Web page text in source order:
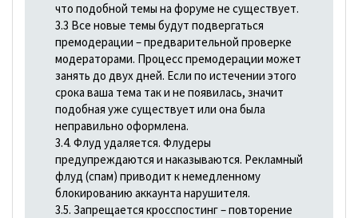
что подобной темы на форуме не существует.
3.3 Все новые темы будут подвергаться
премодерации – предварительной проверке
модераторами. Процесс премодерации может
занять до двух дней. Если по истечении этого
срока ваша тема так и не появилась, значит
подобная уже существует или она была
неправильно оформлена.
3.4. Флуд удаляется. Флудеры
предупреждаются и наказываются. Рекламный
флуд (спам) приводит к немедленному
блокированию аккаунта нарушителя.
3.5. Запрещается кросспостинг – повторение